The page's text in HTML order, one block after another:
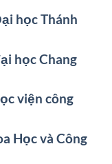
học Thánh
học Chang
viện công
Học và Công